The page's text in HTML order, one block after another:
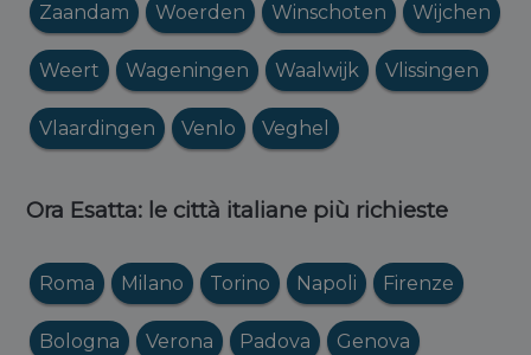
Zaandam Woerden Winschoten Wijchen
Weert Wageningen Waalwijk Vlissingen
Vlaardingen Venlo Veghel
Ora Esatta: le città italiane più richieste
Roma Milano Torino Napoli Firenze
Bologna Verona Padova Genova